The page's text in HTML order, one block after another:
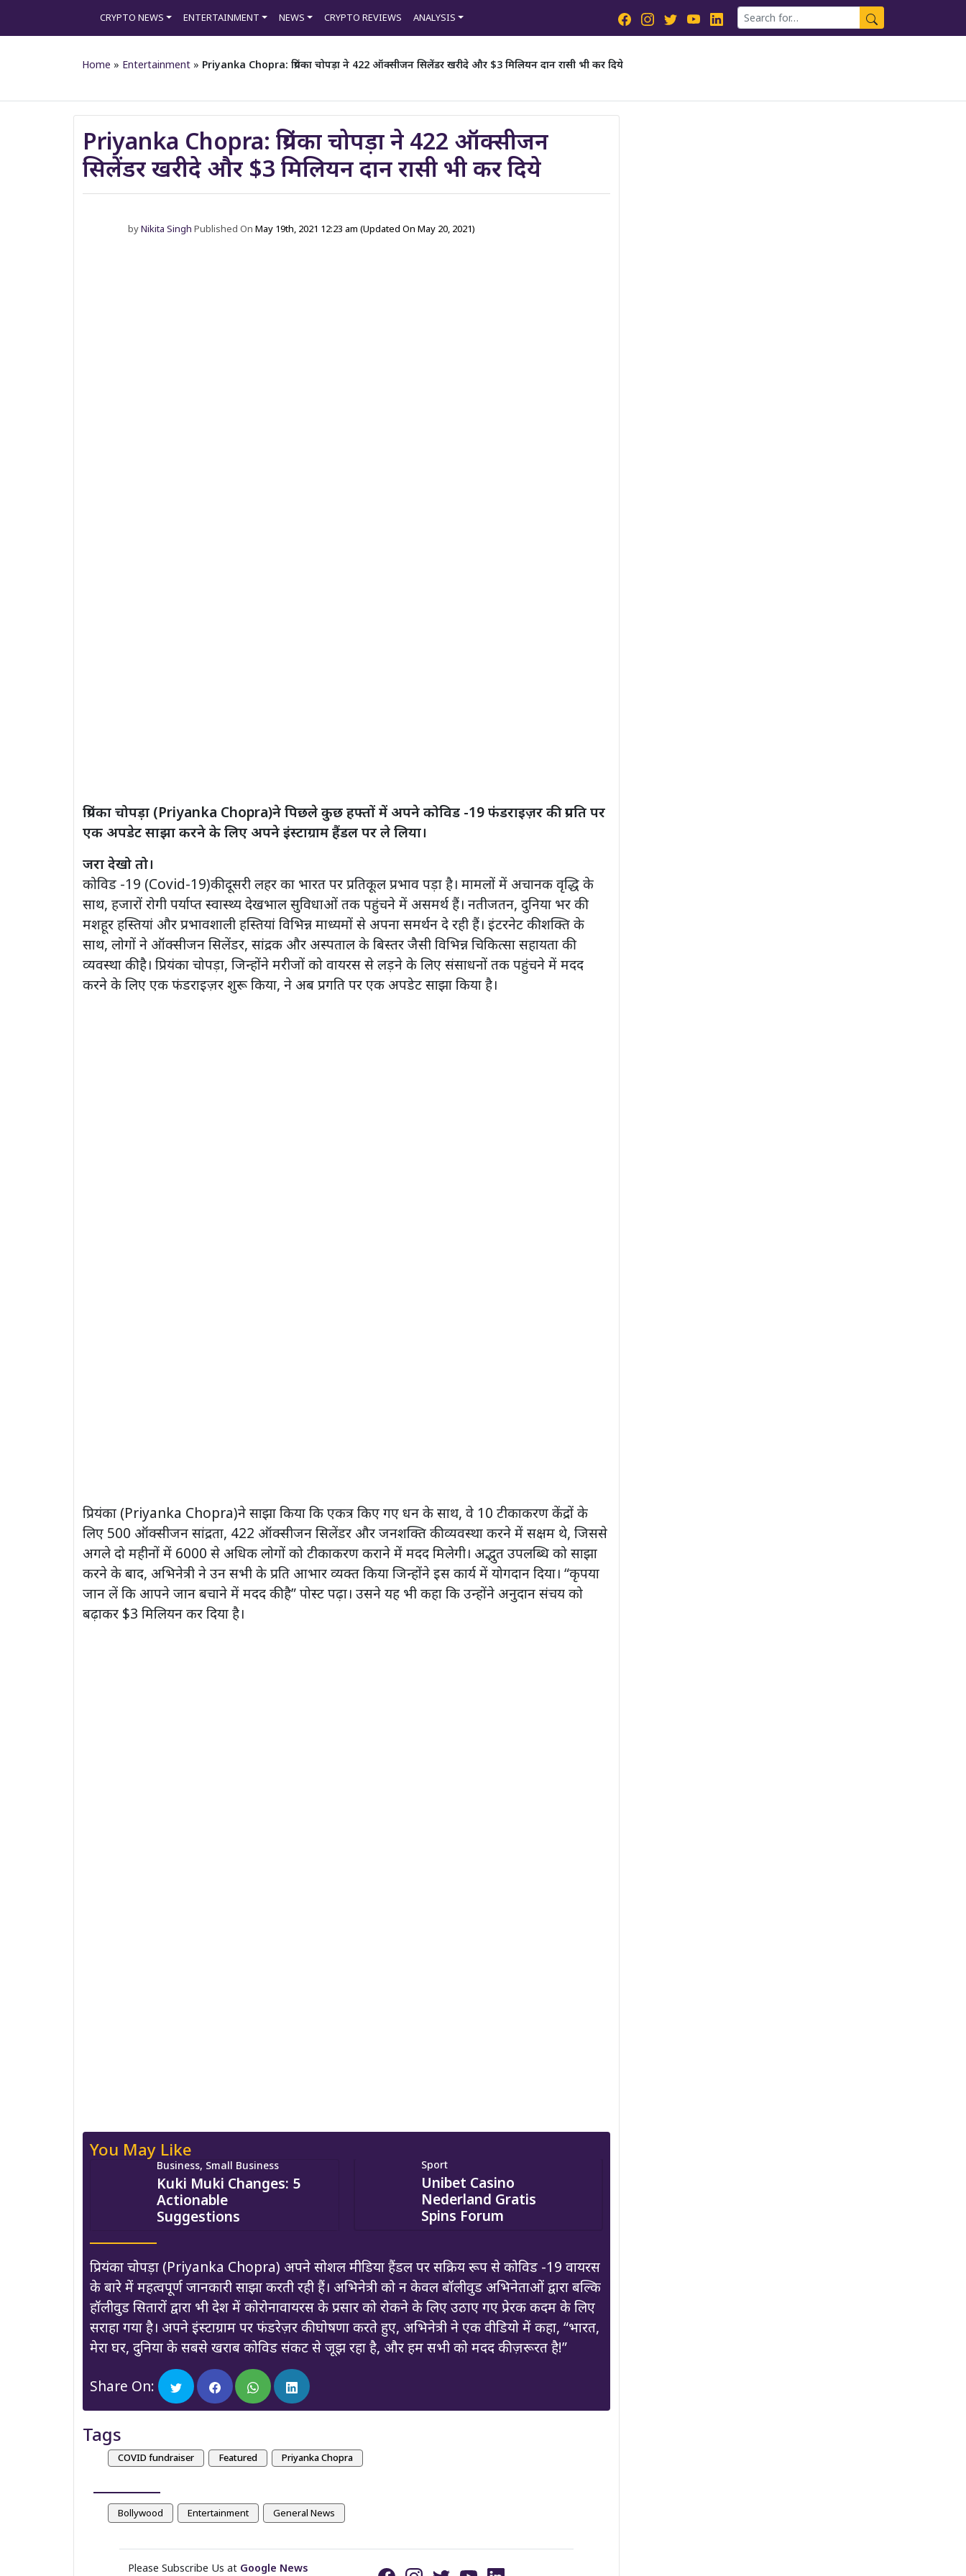
CRYPTO NEWS ENTERTAINMENT NEWS CRYPTO REVIEWS ANALYSIS
Home » Entertainment » Priyanka Chopra: प्रियंका चोपड़ा ने 422 ऑक्सीजन सिलेंडर खरीदे और $3 मिलियन दान रासी भी कर दिये
Priyanka Chopra: प्रियंका चोपड़ा ने 422 ऑक्सीजन
सिलेंडर खरीदे और $3 मिलियन दान रासी भी कर दिये
byNikita Singh Published OnMay 19th, 2021 12:23 am(Updated On May 20, 2021)
प्रियंका चोपड़ा (Priyanka Chopra)ने पिछले कुछ हफ्तों में अपने कोविड -19 फंडराइज़र की प्रगति पर
एक अपडेट साझा करने के लिए अपने इंस्टाग्राम हैंडल पर ले लिया।
जरा देखो तो।
कोविड -19 (Covid-19)की दूसरी लहर का भारत पर प्रतिकूल प्रभाव पड़ा है। मामलों में अचानक वृद्धि के
साथ, हजारों रोगी पर्याप्त स्वास्थ्य देखभाल सुविधाओं तक पहुंचने में असमर्थ हैं। नतीजतन, दुनिया भर की
मशहूर हस्तियां और प्रभावशाली हस्तियां विभिन्न माध्यमों से अपना समर्थन दे रही हैं। इंटरनेट की शक्ति के
साथ, लोगों ने ऑक्सीजन सिलेंडर, सांद्रक और अस्पताल के बिस्तर जैसी विभिन्न चिकित्सा सहायता की
व्यवस्था की है। प्रियंका चोपड़ा, जिन्होंने मरीजों को वायरस से लड़ने के लिए संसाधनों तक पहुंचने में मदद
करने के लिए एक फंडराइज़र शुरू किया, ने अब प्रगति पर एक अपडेट साझा किया है।
प्रियंका (Priyanka Chopra)ने साझा किया कि एकत्र किए गए धन के साथ, वे 10 टीकाकरण केंद्रों के
लिए 500 ऑक्सीजन सांद्रता, 422 ऑक्सीजन सिलेंडर और जनशक्ति की व्यवस्था करने में सक्षम थे, जिससे
अगले दो महीनों में 6000 से अधिक लोगों को टीकाकरण कराने में मदद मिलेगी। अद्भुत उपलब्धि को साझा
करने के बाद, अभिनेत्री ने उन सभी के प्रति आभार व्यक्त किया जिन्होंने इस कार्य में योगदान दिया। “कृपया
जान लें कि आपने जान बचाने में मदद की है” पोस्ट पढ़ा। उसने यह भी कहा कि उन्होंने अनुदान संचय को
बढ़ाकर $3 मिलियन कर दिया है।
You May Like
Business, Small Business
Kuki Muki Changes: 5
Actionable
Suggestions
Sport
Unibet Casino
Nederland Gratis
Spins Forum
प्रियंका चोपड़ा (Priyanka Chopra) अपने सोशल मीडिया हैंडल पर सक्रिय रूप से कोविड -19 वायरस
के बारे में महत्वपूर्ण जानकारी साझा करती रही हैं। अभिनेत्री को न केवल बॉलीवुड अभिनेताओं द्वारा बल्कि
हॉलीवुड सितारों द्वारा भी देश में कोरोनावायरस के प्रसार को रोकने के लिए उठाए गए प्रेरक कदम के लिए
सराहा गया है। अपने इंस्टाग्राम पर फंडरेज़र की घोषणा करते हुए, अभिनेत्री ने एक वीडियो में कहा, “भारत,
मेरा घर, दुनिया के सबसे खराब कोविड संकट से जूझ रहा है, और हम सभी को मदद की ज़रूरत है!”
Share On:
Tags
COVID fundraiser Featured Priyanka Chopra
Bollywood Entertainment General News
Please Subscribe Us at Google News